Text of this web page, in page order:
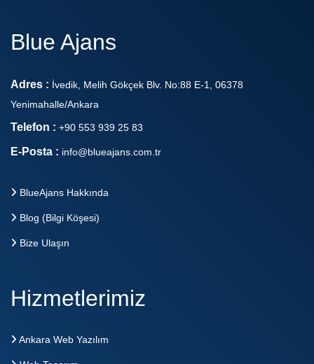
Blue Ajans
Adres : İvedik, Melih Gökçek Blv. No:88 E-1, 06378
Yenimahalle/Ankara
Telefon : +90 553 939 25 83
E-Posta : info@blueajans.com.tr
BlueAjans Hakkında
Blog (Bilgi Köşesi)
Bize Ulaşın
Hizmetlerimiz
Ankara Web Yazılım